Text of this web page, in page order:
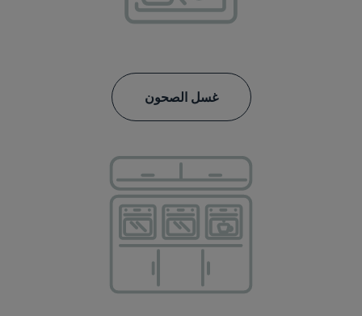
غسل الصحون